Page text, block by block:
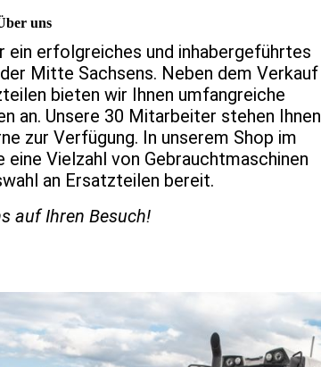
uns
ein erfolgreiches und inhabergeführtes
Mitte Sachsens. Neben dem Verkauf
bieten wir Ihnen umfangreiche
an. Unsere 30 Mitarbeiter stehen Ihnen
zur Verfügung. In unserem Shop im
Vielzahl von Gebrauchtmaschinen
an Ersatzteilen bereit.
auf Ihren Besuch!